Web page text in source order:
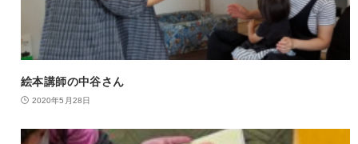
絵本講師の中谷さん
2020年5月28日